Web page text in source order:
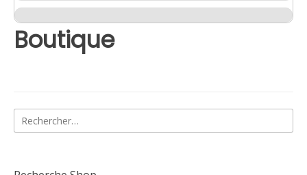
Boutique
Rechercher :